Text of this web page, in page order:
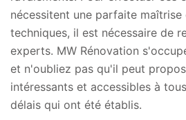
nécessitent une parfaite
techniques, il est nécessaire de
experts. MW Rénovation
et n'oubliez pas qu'il peut
intéressants et accessibles à
délais qui ont été établis.